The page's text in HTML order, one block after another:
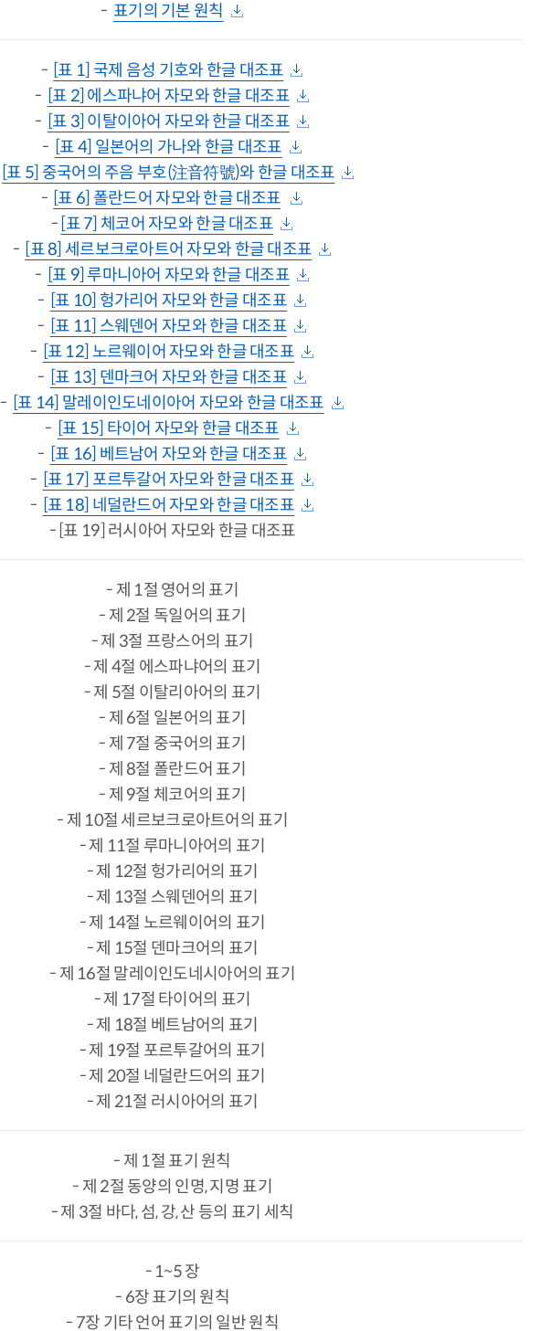
- 표기의 기본 원칙
- [표 1] 국제 음성 기호와 한글 대조표
- [표 2] 에스파냐어 자모와 한글 대조표
- [표 3] 이탈이아어 자모와 한글 대조표
- [표 4] 일본어의 가나와 한글 대조표
[표 5] 중국어의 주음 부호(注音符號)와 한글 대조표
- [표 6] 폴란드어 자모와 한글 대조표
- [표 7] 체코어 자모와 한글 대조표
- [표 8] 세르보크로아트어 자모와 한글 대조표
- [표 9] 루마니아어 자모와 한글 대조표
- [표 10] 헝가리어 자모와 한글 대조표
- [표 11] 스웨덴어 자모와 한글 대조표
- [표 12] 노르웨이어 자모와 한글 대조표
- [표 13] 덴마크어 자모와 한글 대조표
- [표 14] 말레이인도네이아어 자모와 한글 대조표
- [표 15] 타이어 자모와 한글 대조표
- [표 16] 베트남어 자모와 한글 대조표
- [표 17] 포르투갈어 자모와 한글 대조표
- [표 18] 네덜란드어 자모와 한글 대조표
- [표 19] 러시아어 자모와 한글 대조표
- 제 1절 영어의 표기
- 제 2절 독일어의 표기
- 제 3절 프랑스어의 표기
- 제 4절 에스파냐어의 표기
- 제 5절 이탈리아어의 표기
- 제 6절 일본어의 표기
- 제 7절 중국어의 표기
- 제 8절 폴란드어 표기
- 제 9절 체코어의 표기
- 제 10절 세르보크로아트어의 표기
- 제 11절 루마니아어의 표기
- 제 12절 헝가리어의 표기
- 제 13절 스웨덴어의 표기
- 제 14절 노르웨이어의 표기
- 제 15절 덴마크어의 표기
- 제 16절 말레이인도네시아어의 표기
- 제 17절 타이어의 표기
- 제 18절 베트남어의 표기
- 제 19절 포르투갈어의 표기
- 제 20절 네덜란드어의 표기
- 제 21절 러시아어의 표기
- 제 1절 표기 원칙
- 제 2절 동양의 인명, 지명 표기
- 제 3절 바다, 섬, 강, 산 등의 표기 세칙
- 1~5 장
- 6장 표기의 원칙
- 7장 기타 언어 표기의 일반 원칙